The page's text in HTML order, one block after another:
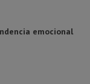
emocional